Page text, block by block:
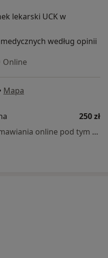
lekarski UCK w
według opinii
Online
Mapa
250 zł
Specjalista nie oferuje umawiania online pod tym adresem.